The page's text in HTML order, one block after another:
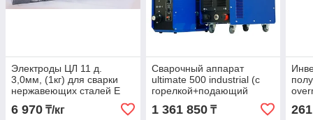
Электроды ЦЛ 11 д.
3,0мм, (1кг) для сварки
нержавеющих сталей E
6 970 ₸/кг
Сварочный аппарат
ultimate 500 industrial (с
горелкой+подающий
механизм+пакет
проводов)/aurora-pro
1 361 850₸